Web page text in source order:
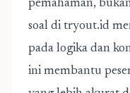
pemahaman,
soal di tryout.id
pada logika dan
ini membantu